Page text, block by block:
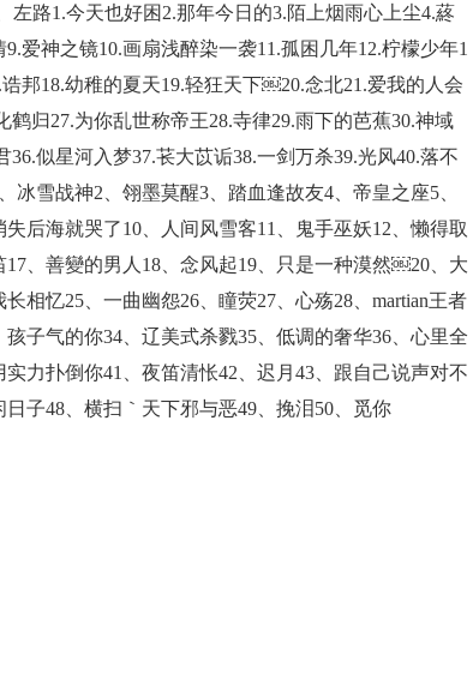
左路1.今天也好困2.那年今日的3.陌上烟雨心上尘4.蔠
爱神之镜10.画扇浅醉染一袭11.孤困几年12.柠檬少年1
邦18.幼稚的夏天19.轻狂天下￼20.念北21.爱我的人会
归27.为你乱世称帝王28.寺律29.雨下的芭蕉30.神域
似星河入梦37.苌大苡诟38.一剑万杀39.光风40.落不
冰雪战神2、翎墨莫醒3、踏血逢故友4、帝皇之座5、
后海就哭了10、人间风雪客11、鬼手巫妖12、懒得取
、善變的男人18、念风起19、只是一种漠然￼20、大
相忆25、一曲幽怨26、瞳荧27、心殇28、martian王者
子气的你34、辽美式杀戮35、低调的奢华36、心里全
力扑倒你41、夜笛清怅42、迟月43、跟自己说声对不
子48、横扫｀天下邪与恶49、挽泪50、觅你